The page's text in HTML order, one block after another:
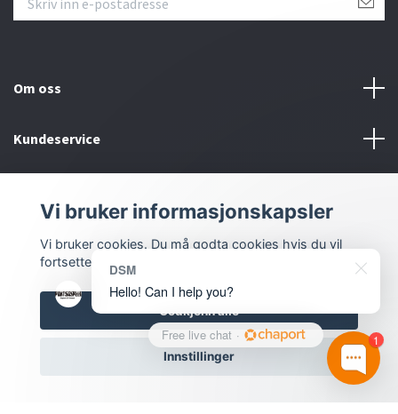
Om oss
Kundeservice
Sosiale medier
© 2026 Inlove.no
Vi bruker informasjonskapsler
Vi bruker cookies. Du må godta cookies hvis du vil
fortsette.
Godkjenn alle
Innstillinger
1
DSM
Hello! Can I help you?
Free live chat ·